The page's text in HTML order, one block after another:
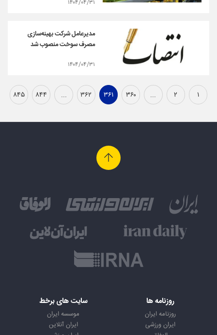
۱۴۰۴/۰۴/۳۱
مدیرعامل شرکت بهینه‌سازی
مصرف سوخت منصوب شد
۱۴۰۴/۰۴/۳۱
۱ ۲ ... ۳۶۰ ۳۶۱ ۳۶۲ ... ۸۴۴ ۸۴۵
روزنامه ها
روزنامه ایران
ایران ورزشی
سایت های برخط
موسسه ایران
ایران آنلاین